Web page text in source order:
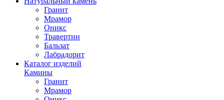
Гранит
Мрамор
Оникс
Травертин
Бальзат
Лабрадорит
Каталог изделий
Камины
Гранит
Мрамор